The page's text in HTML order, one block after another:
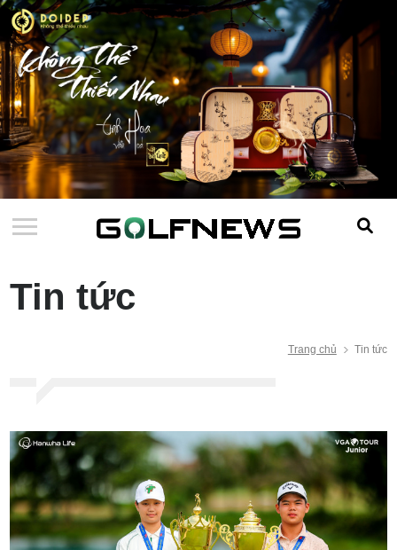
Tin tức
Trang chủ Tin tức